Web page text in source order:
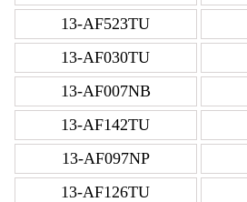
13-AF523TU
13-AF030TU
13-AF007NB
13-AF142TU
13-AF097NP
13-AF126TU